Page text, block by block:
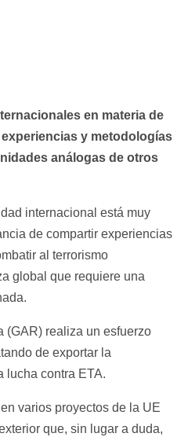
en materia de
y metodologías
análogas de otros
internacional está muy
de compartir experiencias
al terrorismo
global que requiere una
(GAR) realiza un esfuerzo
de exportar la
lucha contra ETA.
varios proyectos de la UE
que, sin lugar a duda,